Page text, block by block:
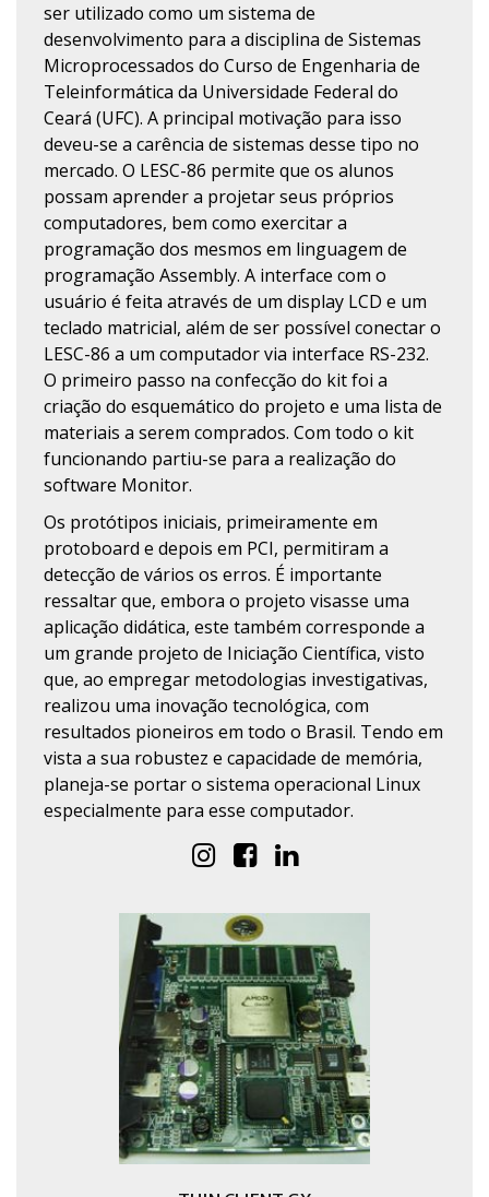
ser utilizado como um sistema de
desenvolvimento para a disciplina de Sistemas
Microprocessados do Curso de Engenharia de
Teleinformática da Universidade Federal do
Ceará (UFC). A principal motivação para isso
deveu-se a carência de sistemas desse tipo no
mercado. O LESC-86 permite que os alunos
possam aprender a projetar seus próprios
computadores, bem como exercitar a
programação dos mesmos em linguagem de
programação Assembly. A interface com o
usuário é feita através de um display LCD e um
teclado matricial, além de ser possível conectar o
LESC-86 a um computador via interface RS-232.
O primeiro passo na confecção do kit foi a
criação do esquemático do projeto e uma lista de
materiais a serem comprados. Com todo o kit
funcionando partiu-se para a realização do
software Monitor.
Os protótipos iniciais, primeiramente em
protoboard e depois em PCI, permitiram a
detecção de vários os erros. É importante
ressaltar que, embora o projeto visasse uma
aplicação didática, este também corresponde a
um grande projeto de Iniciação Científica, visto
que, ao empregar metodologias investigativas,
realizou uma inovação tecnológica, com
resultados pioneiros em todo o Brasil. Tendo em
vista a sua robustez e capacidade de memória,
planeja-se portar o sistema operacional Linux
especialmente para esse computador.